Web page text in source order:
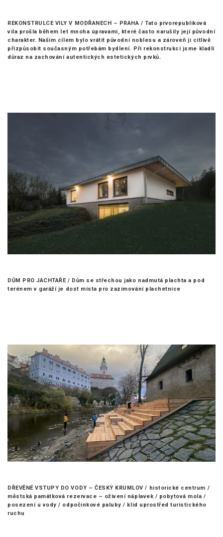
REKONSTRULCE VILY V MODŘANECH – PRAHA / Tato prvorepubliková
vila prošla během let mnoha úpravami, které často narušily její původní
charakter. Naším cílem bylo vrátit původní noblesu a zároveň ji citlivě
přizpůsobit současným potřebám bydlení. Při rekonstrukci jsme kladli
důraz na zachování autentických estetických prvků.
DŮM PRO JACHTAŘE / Dům se střechou jako nadmutá plachta a pod
terénem v garáží je dost místa pro zazimování plachetnice
DŘEVĚNÉ VSTUPY DO VODY – ČESKÝ KRUMLOV / historické centrum /
městská památková rezervace – oživení náplavek / pobytová mola /
posezení u vody / odpočinkové paluby / klid uprostřed turistického
ruchu